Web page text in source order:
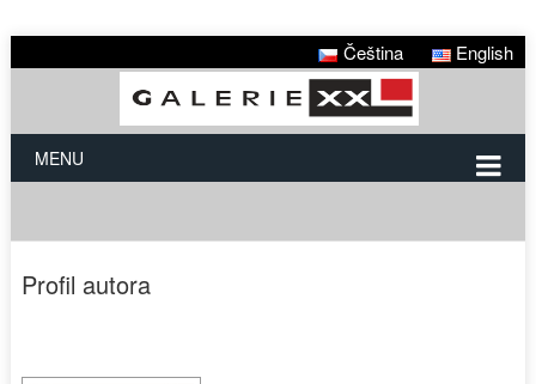
Čeština English
MENU
Profil autora